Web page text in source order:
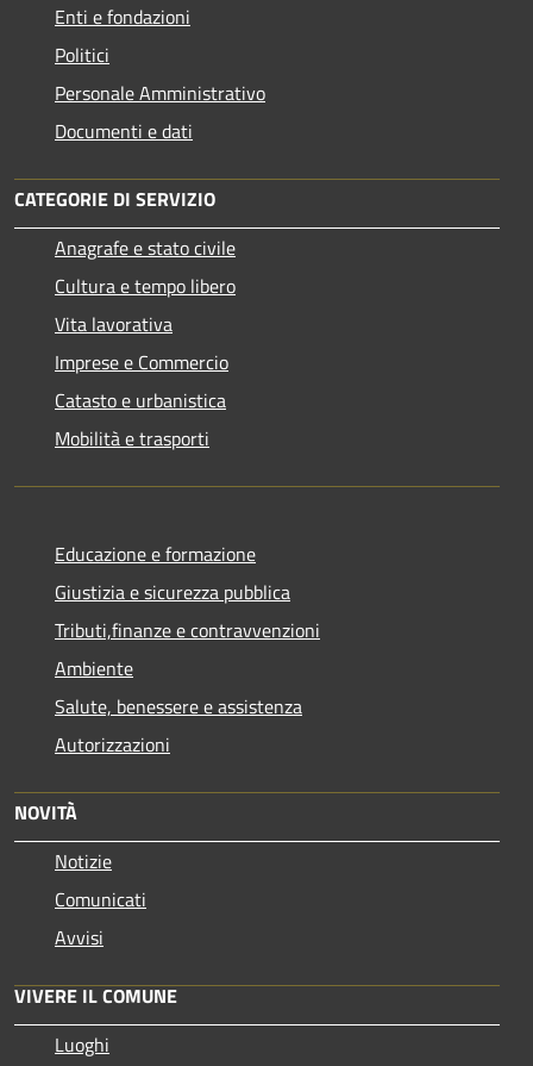
Enti e fondazioni
Politici
Personale Amministrativo
Documenti e dati
CATEGORIE DI SERVIZIO
Anagrafe e stato civile
Cultura e tempo libero
Vita lavorativa
Imprese e Commercio
Catasto e urbanistica
Mobilità e trasporti
Educazione e formazione
Giustizia e sicurezza pubblica
Tributi,finanze e contravvenzioni
Ambiente
Salute, benessere e assistenza
Autorizzazioni
NOVITÀ
Notizie
Comunicati
Avvisi
VIVERE IL COMUNE
Luoghi